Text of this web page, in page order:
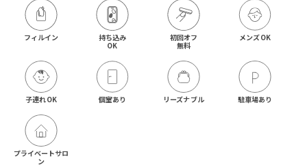
⚪︎小さな橋を入れて3つ目の手前に左へ坂道を上がった左
側に当店がございます。
フィルイン
持ち込み
OK
初回オフ
無料
メンズOK
子連れOK 個室あり リーズナブル 駐車場あり
プライベートサロ
ン